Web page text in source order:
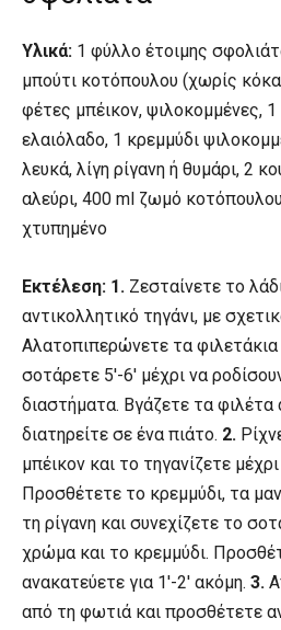
Υλικά: 1 φύλλο έτοιμης
μπούτι κοτόπουλου (χωρίς
φέτες μπέικον, ψιλοκομμένες,
ελαιόλαδο, 1 κρεμμύδι
λευκά, λίγη ρίγανη ή θυμάρι, 2
αλεύρι, 400 ml ζωμό
χτυπημένο
Εκτέλεση: 1. Ζεσταίνετε το
αντικολλητικό τηγάνι, με
Αλατοπιπερώνετε τα
σοτάρετε 5′-6′ μέχρι να
διαστήματα. Βγάζετε τα φιλέτα
διατηρείτε σε ένα πιάτο. 2.
μπέικον και το τηγανίζετε
Προσθέτετε το κρεμμύδι, τα
τη ρίγανη και συνεχίζετε το
χρώμα και το κρεμμύδι.
ανακατεύετε για 1′-2′ ακόμη. 3.
από τη φωτιά και προσθέτετε